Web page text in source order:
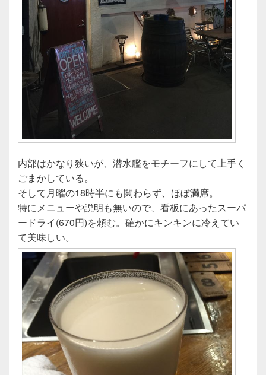
内部はかなり狭いが、潜水艦をモチーフにして上手く
ごまかしている。
そして月曜の18時半にも関わらず、ほぼ満席。
特にメニューや説明も無いので、看板にあったスーパ
ードライ(670円)を頼む。確かにキンキンに冷えてい
て美味しい。